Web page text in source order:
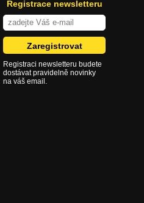
Registrace newsletteru
Registraci newsletteru budete
dostávat pravidelně novinky
na váš email.